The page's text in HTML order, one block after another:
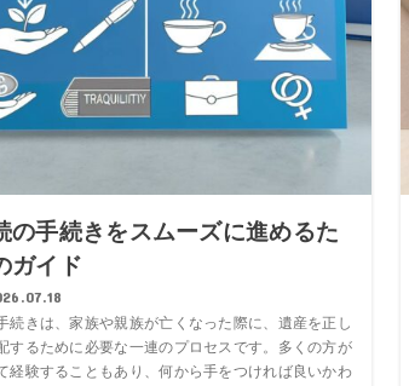
の手続きをスムーズに進めるた
ガイド
続きは、家族や親族が亡くなった際に、遺産を正し
するために必要な一連のプロセスです。多くの方が
経験することもあり、何から手をつければ良いかわ